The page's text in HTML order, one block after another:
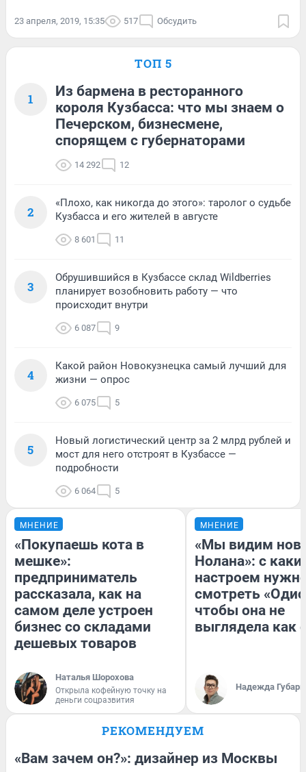
23 апреля, 2019, 15:35 517 Обсудить
ТОП 5
1
Из бармена в ресторанного
короля Кузбасса: что мы знаем о
Печерском, бизнесмене,
спорящем с губернаторами
14 292 12
2
«Плохо, как никогда до этого»: таролог о судьбе
Кузбасса и его жителей в августе
8 601 11
3
Обрушившийся в Кузбассе склад Wildberries
планирует возобновить работу — что
происходит внутри
6 087 9
4
Какой район Новокузнецка самый лучший для
жизни — опрос
6 075 5
5
Новый логистический центр за 2 млрд рублей и
мост для него отстроят в Кузбассе —
подробности
6 064 5
МНЕНИЕ
«Покупаешь кота в
мешке»:
предприниматель
рассказала, как на
самом деле устроен
бизнес со складами
дешевых товаров
Наталья Шорохова
Открыла кофейную точку на
деньги соцразвития
МНЕНИЕ
«Мы видим
Нолана»: с
настроем
смотреть
чтобы она не
выглядела как
Надежда Губарь
РЕКОМЕНДУЕМ
«Вам зачем он?»: дизайнер из Москвы